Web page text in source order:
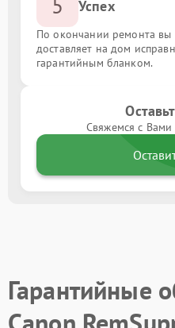
Успех
По окончании ремонта вы
доставляет на дом
гарантийным бланком.
Свяжемся с
Гарантийные